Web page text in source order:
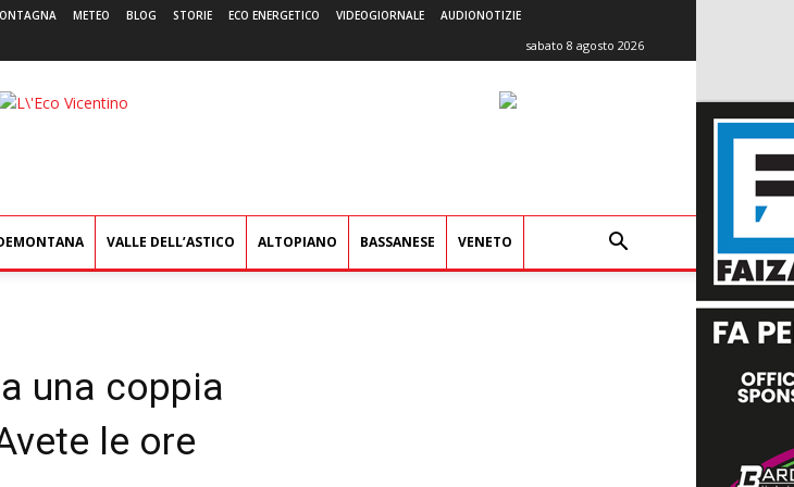
METEO BLOG STORIE ECO ENERGETICO VIDEOGIORNALE AUDIONOTIZIE
sabato 8 agosto 2026
L'Eco
VALLE DELL’ASTICO ALTOPIANO BASSANESE VENETO
una coppia
le ore